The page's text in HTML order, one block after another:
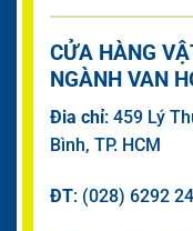
CỬA HÀNG
NGÀNH VAN
Đia chỉ: 459 Lý
Bình, TP. HCM
ĐT: (028) 6292